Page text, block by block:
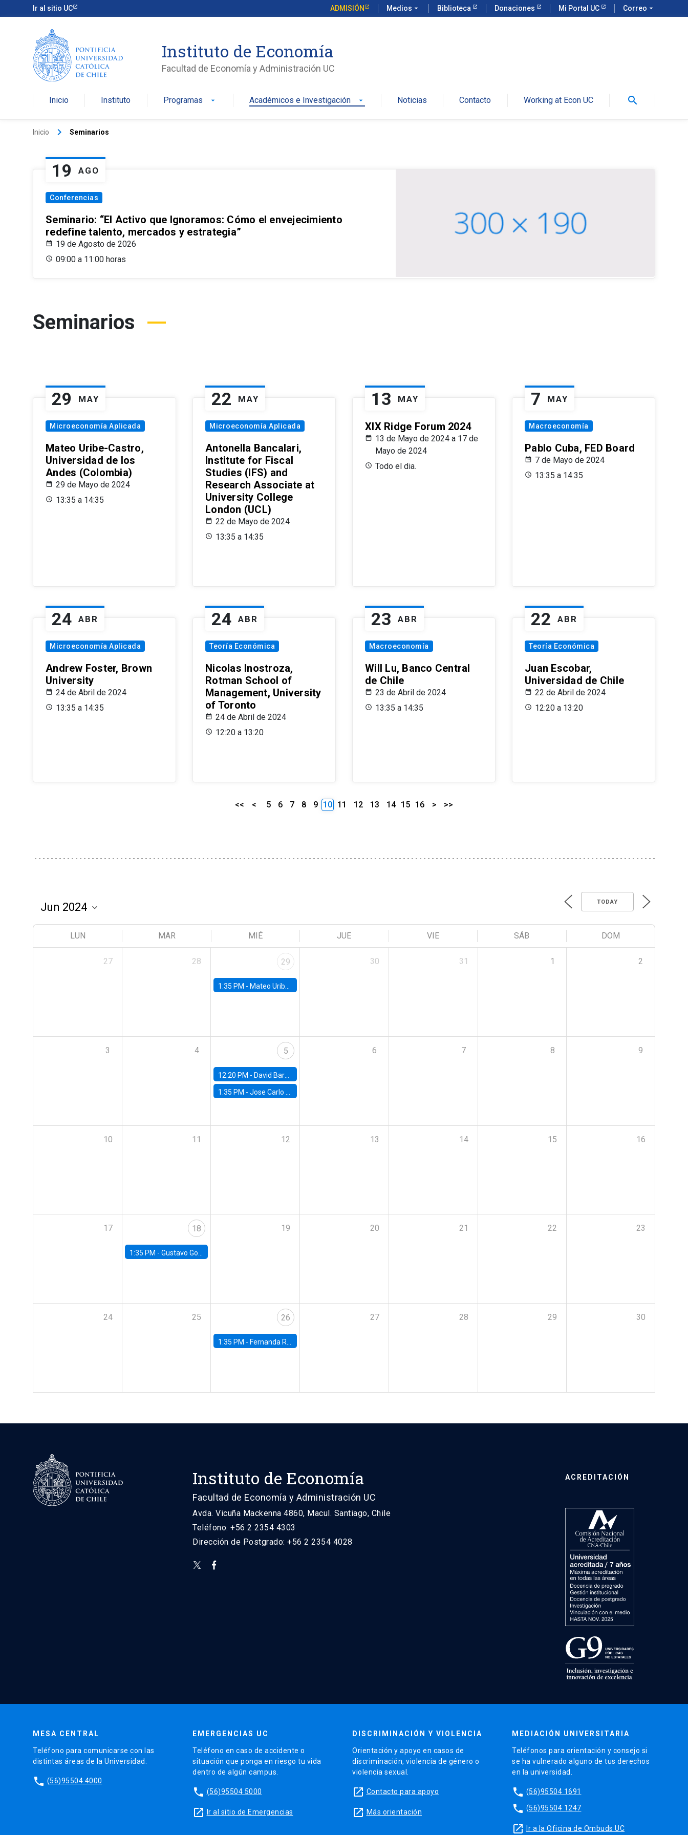
Ir al sitio UC ADMISIÓN Medios arrow_drop_down Biblioteca Donaciones Mi Portal UC Correo arrow_drop_down
Instituto de Economía
Facultad de Economía y Administración UC
Inicio Instituto Programas arrow_drop_down Académicos e Investigación arrow_drop_down Noticias Contacto Working at Econ UC search
Inicio keyboard_arrow_right Seminarios
19 AGO
Conferencias
Seminario: “El Activo que Ignoramos: Cómo el envejecimiento
redefine talento, mercados y estrategia”
19 de Agosto de 2026
09:00 a 11:00 horas
Seminarios
29 MAY
Microeconomía Aplicada
Mateo Uribe-Castro,
Universidad de los
Andes (Colombia)
29 de Mayo de 2024
13:35 a 14:35
22 MAY
Microeconomía Aplicada
Antonella Bancalari,
Institute for Fiscal
Studies (IFS) and
Research Associate at
University College
London (UCL)
22 de Mayo de 2024
13:35 a 14:35
13 MAY
XIX Ridge Forum 2024
13 de Mayo de 2024 a 17 de
Mayo de 2024
Todo el dia.
7 MAY
Macroeconomía
Pablo Cuba, FED Board
7 de Mayo de 2024
13:35 a 14:35
24 ABR
Microeconomía Aplicada
Andrew Foster, Brown
University
24 de Abril de 2024
13:35 a 14:35
24 ABR
Teoría Económica
Nicolas Inostroza,
Rotman School of
Management, University
of Toronto
24 de Abril de 2024
12:20 a 13:20
23 ABR
Macroeconomía
Will Lu, Banco Central
de Chile
23 de Abril de 2024
13:35 a 14:35
22 ABR
Teoría Económica
Juan Escobar,
Universidad de Chile
22 de Abril de 2024
12:20 a 13:20
<< < 5 6 7 8 9 10 11 12 13 14 15 16 > >>
TODAY
LUN MAR MIÉ JUE VIE SÁB DOM
27 28 29
1:35 PM - Mateo Uribe-Castro, Universidad de los Andes (Colombia)
30 31 1 2
3 4 5
12:20 PM - David Bardey, Universidad de los Andes - CEDE
1:35 PM -Jose Carlo Bermudez, UC (ME) & World Bank
6 7 8 9
10 11 12 13 14 15 16
17 18
1:35 PM - Gustavo González, Banco Central de Chile
19 20 21 22 23
24 25 26
1:35 PM - Fernanda Rojas Ampuero, University of Wisconsin-Madison
27 28 29 30
Instituto de Economía
Facultad de Economía y Administración UC
Avda. Vicuña Mackenna 4860, Macul. Santiago, Chile
Teléfono: +56 2 2354 4303
Dirección de Postgrado: +56 2 2354 4028
ACREDITACIÓN
MESA CENTRAL
Teléfono para comunicarse con las
distintas áreas de la Universidad.
phone (56)95504 4000
EMERGENCIAS UC
Teléfono en caso de accidente o
situación que ponga en riesgo tu vida
dentro de algún campus.
phone (56)95504 5000
launch Ir al sitio de Emergencias
DISCRIMINACIÓN Y VIOLENCIA
Orientación y apoyo en casos de
discriminación, violencia de género o
violencia sexual.
launch Contacto para apoyo
launch Más orientación
MEDIACIÓN UNIVERSITARIA
Teléfonos para orientación y consejo si
se ha vulnerado alguno de tus derechos
en la universidad.
phone (56)95504 1691
phone (56)95504 1247
launch Ir a la Oficina de Ombuds UC